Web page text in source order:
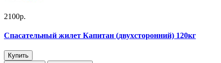
2100р.
Спасательный жилет Капитан (двухсторонний) 120кг
Купить